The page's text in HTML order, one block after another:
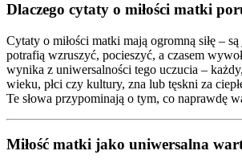
Dlaczego cytaty o miłości matki
Cytaty o miłości matki mają ogromną siłę –
potrafią wzruszyć, pocieszyć, a czasem
wynika z uniwersalności tego uczucia –
wieku, płci czy kultury, zna lub tęskni za
Te słowa przypominają o tym, co naprawdę
Miłość matki jako uniwersalna